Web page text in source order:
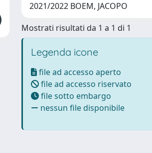
2021/2022 BOEM, JACOPO
Mostrati risultati da 1 a 1 di 1
Legenda icone
file ad accesso aperto
file ad accesso riservato
file sotto embargo
nessun file disponibile